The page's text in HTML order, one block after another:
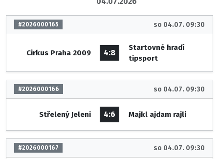
#2026000165 so 04.07. 09:30
Cirkus Praha 2009 4:8
Startovné hradí
tipsport
#2026000166 so 04.07. 09:30
Střelený Jeleni 4:6 Majkl ajdam rajli
#2026000167 so 04.07. 09:30